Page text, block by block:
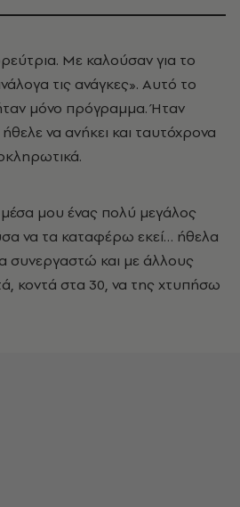
Με καλούσαν για το
τις ανάγκες». Αυτό το
μόνο πρόγραμμα. Ήταν
να ανήκει και ταυτόχρονα
μου ένας πολύ μεγάλος
να τα καταφέρω εκεί… ήθελα
συνεργαστώ και με άλλους
κοντά στα 30, να της χτυπήσω